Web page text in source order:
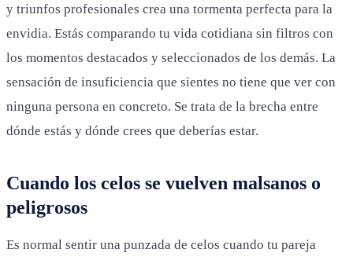
y triunfos profesionales crea una tormenta perfecta para la
envidia. Estás comparando tu vida cotidiana sin filtros con
los momentos destacados y seleccionados de los demás. La
sensación de insuficiencia que sientes no tiene que ver con
ninguna persona en concreto. Se trata de la brecha entre
dónde estás y dónde crees que deberías estar.
Cuando los celos se vuelven malsanos o
peligrosos
Es normal sentir una punzada de celos cuando tu pareja